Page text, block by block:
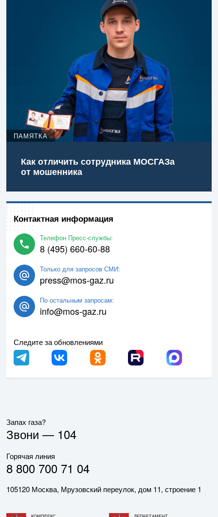
ПАМЯТКА
Как отличить сотрудника МОСГАЗа
от мошенника
Контактная информация
Телефон Пресс-службы:
8 (495) 660-60-88
Только для запросов СМИ:
press@mos-gaz.ru
По остальным запросам:
info@mos-gaz.ru
Следите за обновлениями
Запах газа?
Звони — 104
Горячая линия
8 800 700 71 04
105120 Москва, Мрузовский переулок, дом 11, строение 1